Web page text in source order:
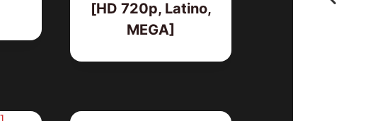
[HD 720p, Latino,
MEGA]